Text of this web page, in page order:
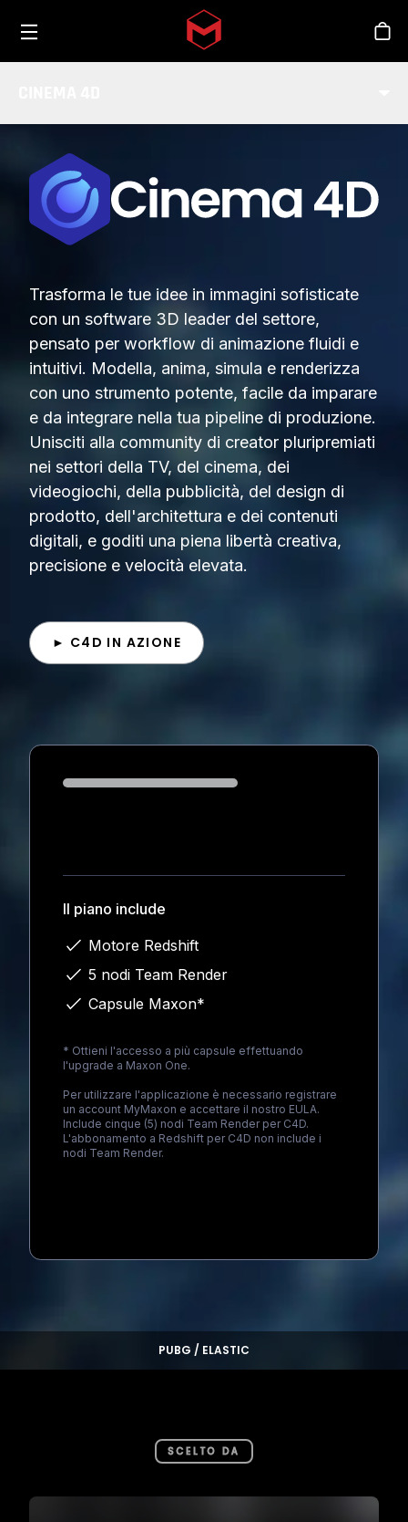
Skip to main content
PUBG / ELASTIC
Trasforma le tue idee in immagini sofisticate
con un software 3D leader del settore,
pensato per workflow di animazione fluidi e
intuitivi. Modella, anima, simula e renderizza
con uno strumento potente, facile da imparare
e da integrare nella tua pipeline di produzione.
Unisciti alla community di creator pluripremiati
nei settori della TV, del cinema, dei
videogiochi, della pubblicità, del design di
prodotto, dell'architettura e dei contenuti
digitali, e goditi una piena libertà creativa,
precisione e velocità elevata.
► C4D IN AZIONE
Loading...
Il piano include
Motore Redshift
5 nodi Team Render
Capsule Maxon*
* Ottieni l'accesso a più capsule effettuando
l'upgrade a Maxon One.
Per utilizzare l'applicazione è necessario registrare
un account MyMaxon e accettare il nostro EULA.
Include cinque (5) nodi Team Render per C4D.
L'abbonamento a Redshift per C4D non include i
nodi Team Render.
SCELTO DA